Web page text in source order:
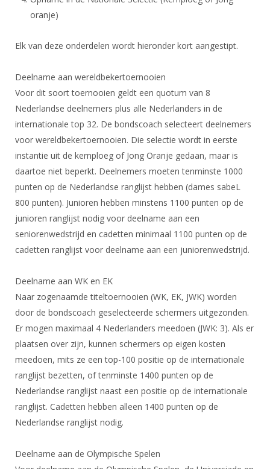
oranje)
Elk van deze onderdelen wordt hieronder kort aangestipt.
Deelname aan wereldbekertoernooien
Voor dit soort toernooien geldt een quotum van 8
Nederlandse deelnemers plus alle Nederlanders in de
internationale top 32. De bondscoach selecteert deelnemers
voor wereldbekertoernooien. Die selectie wordt in eerste
instantie uit de kernploeg of Jong Oranje gedaan, maar is
daartoe niet beperkt. Deelnemers moeten tenminste 1000
punten op de Nederlandse ranglijst hebben (dames sabeL
800 punten). Junioren hebben minstens 1100 punten op de
junioren ranglijst nodig voor deelname aan een
seniorenwedstrijd en cadetten minimaal 1100 punten op de
cadetten ranglijst voor deelname aan een juniorenwedstrijd.
Deelname aan WK en EK
Naar zogenaamde titeltoernooien (WK, EK, JWK) worden
door de bondscoach geselecteerde schermers uitgezonden.
Er mogen maximaal 4 Nederlanders meedoen (JWK: 3). Als er
plaatsen over zijn, kunnen schermers op eigen kosten
meedoen, mits ze een top-100 positie op de internationale
ranglijst bezetten, of tenminste 1400 punten op de
Nederlandse ranglijst naast een positie op de internationale
ranglijst. Cadetten hebben alleen 1400 punten op de
Nederlandse ranglijst nodig.
Deelname aan de Olympische Spelen